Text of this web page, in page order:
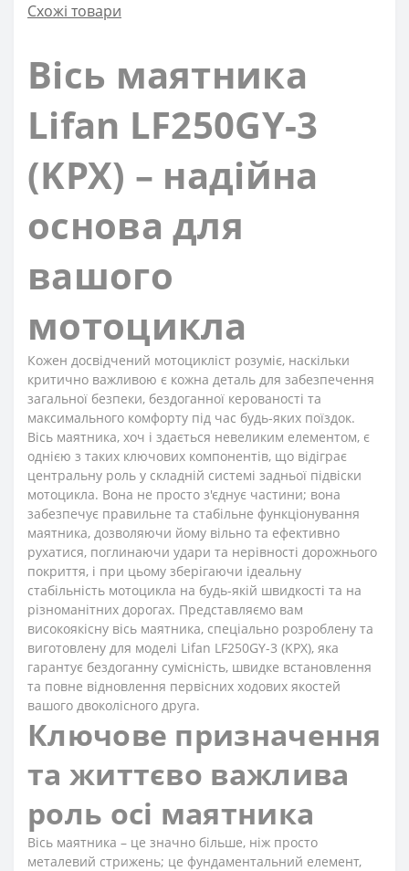
Схожі товари
Вісь маятника
Lifan LF250GY-3
(KPX) – надійна
основа для
вашого
мотоцикла
Кожен досвідчений мотоцикліст розуміє, наскільки
критично важливою є кожна деталь для забезпечення
загальної безпеки, бездоганної керованості та
максимального комфорту під час будь-яких поїздок.
Вісь маятника, хоч і здається невеликим елементом, є
однією з таких ключових компонентів, що відіграє
центральну роль у складній системі задньої підвіски
мотоцикла. Вона не просто з'єднує частини; вона
забезпечує правильне та стабільне функціонування
маятника, дозволяючи йому вільно та ефективно
рухатися, поглинаючи удари та нерівності дорожнього
покриття, і при цьому зберігаючи ідеальну
стабільність мотоцикла на будь-якій швидкості та на
різноманітних дорогах. Представляємо вам
високоякісну вісь маятника, спеціально розроблену та
виготовлену для моделі Lifan LF250GY-3 (KPX), яка
гарантує бездоганну сумісність, швидке встановлення
та повне відновлення первісних ходових якостей
вашого двоколісного друга.
Ключове призначення
та життєво важлива
роль осі маятника
Вісь маятника – це значно більше, ніж просто
металевий стрижень; це фундаментальний елемент,